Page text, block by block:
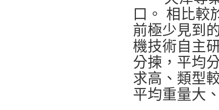
口。 相比較
前極少見到
機技術自主
分揀，平均
求高、類型
平均重量大